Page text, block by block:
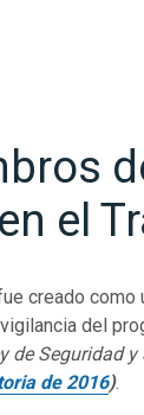
el
creado
del
de Seguridad y
de 2016).